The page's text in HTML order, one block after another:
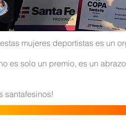
mujeres deportistas es un
es solo un premio, es un
santafesinos!